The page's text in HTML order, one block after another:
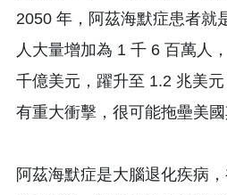
2050 年，阿茲海默症患者就
人大量增加為 1 千 6 百萬人
千億美元，躍升至 1.2 兆美
有重大衝擊，很可能拖壘美國
阿茲海默症是大腦退化疾病